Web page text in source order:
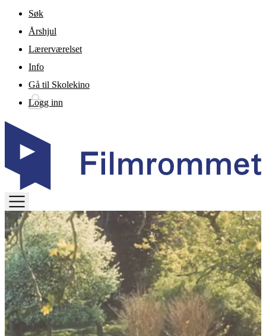
Gå til hovedinnhold
Søk
Årshjul
Lærerværelset
Info
Gå til Skolekino
Logg inn
TOGGLE
MENU